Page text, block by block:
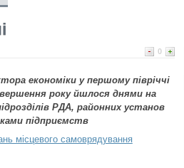
0
економіки у першому півріччі
року йшлося днями на
РДА, районних установ
підприємств
місцевого самоврядування